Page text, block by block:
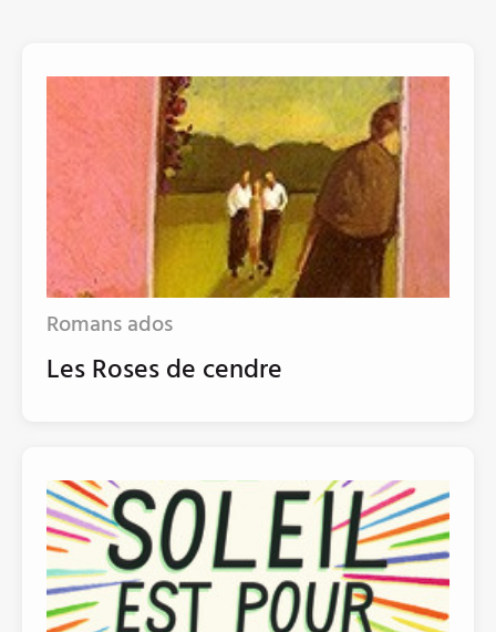
Romans ados
Les Roses de cendre